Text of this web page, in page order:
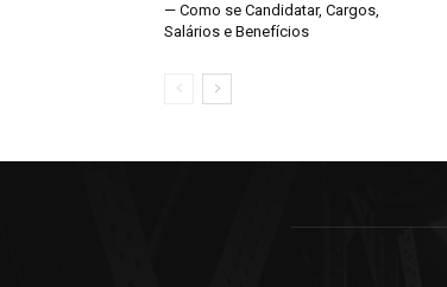
— Como se Candidatar, Cargos,
Salários e Benefícios